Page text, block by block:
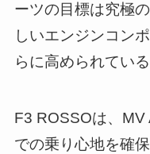
ーツの目標は究極
しいエンジンコン
らに高められている
F3 ROSSOは、MV
での乗り心地を確